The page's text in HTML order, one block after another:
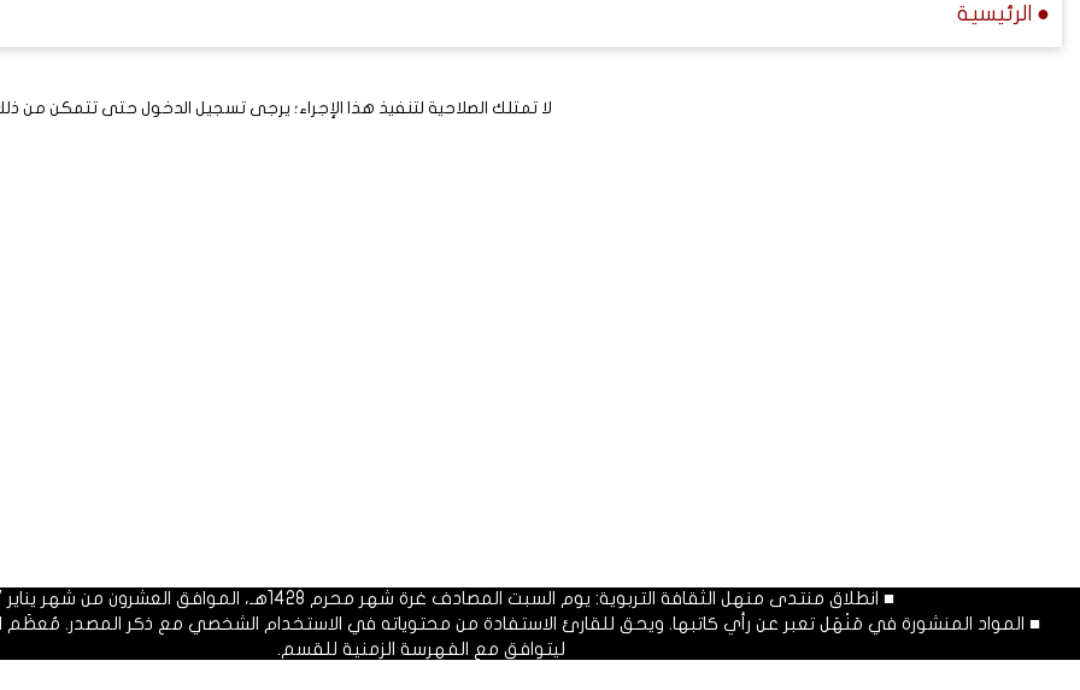
● الرئيسية
لا تمتلك الصلاحية لتنفيذ هذا الإجراء؛ يرجى تسجيل الدخول حتى تتمكن من
■ انطلاق منتدى منهل الثقافة التربوية: يوم السبت المصادف غرة شهر محرم 1428هـ، الموافق العشرون من شهر يناير 2007م.
■ المواد المنشورة في مَنْهَل تعبر عن رأي كاتبها. ويحق للقارئ الاستفادة من محتوياته في الاستخدام الشخصي مع ذكر المصدر. مُعظَم
ليتوافق مع الفهرسة الزمنية للقسم.